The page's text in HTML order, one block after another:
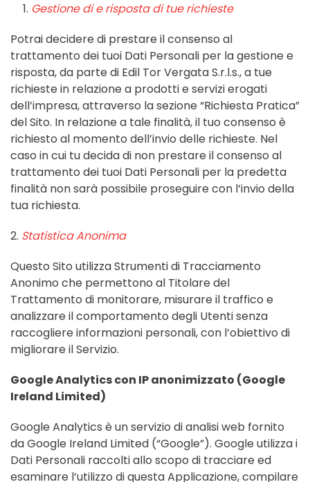
Gestione di e risposta di tue richieste
Potrai decidere di prestare il consenso al
trattamento dei tuoi Dati Personali per la gestione e
risposta, da parte di Edil Tor Vergata S.r.l.s., a tue
richieste in relazione a prodotti e servizi erogati
dell’impresa, attraverso la sezione “Richiesta Pratica”
del Sito. In relazione a tale finalità, il tuo consenso è
richiesto al momento dell’invio delle richieste. Nel
caso in cui tu decida di non prestare il consenso al
trattamento dei tuoi Dati Personali per la predetta
finalità non sarà possibile proseguire con l’invio della
tua richiesta.
2. Statistica Anonima
Questo Sito utilizza Strumenti di Tracciamento
Anonimo che permettono al Titolare del
Trattamento di monitorare, misurare il traffico e
analizzare il comportamento degli Utenti senza
raccogliere informazioni personali, con l’obiettivo di
migliorare il Servizio.
Google Analytics con IP anonimizzato (Google
Ireland Limited)
Google Analytics è un servizio di analisi web fornito
da Google Ireland Limited (“Google”). Google utilizza i
Dati Personali raccolti allo scopo di tracciare ed
esaminare l’utilizzo di questa Applicazione, compilare